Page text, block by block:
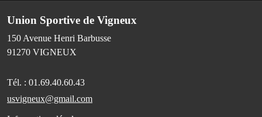
Union Sportive de Vigneux
150 Avenue Henri Barbusse
91270 VIGNEUX
Tél. : 01.69.40.60.43
usvigneux@gmail.com